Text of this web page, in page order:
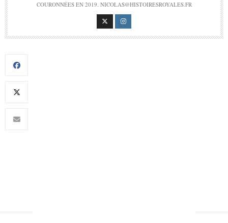
COURONNÉES EN 2019. NICOLAS@HISTOIRESROYALES.FR